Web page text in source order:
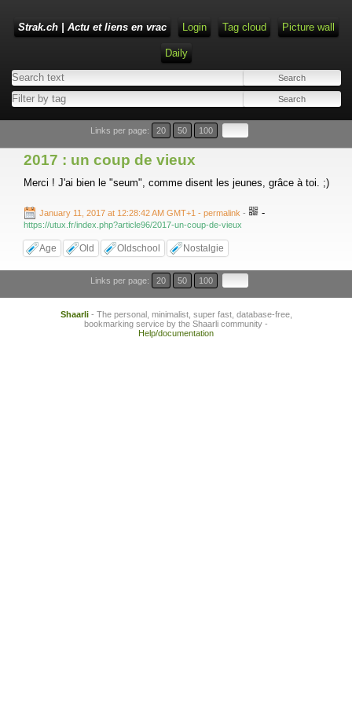
Strak.ch | Actu et liens en vrac Login Tag cloud Picture wall
Daily
Links per page: 20 50 100
2017 : un coup de vieux
Merci ! J'ai bien le "seum", comme disent les jeunes, grâce à toi. ;)
January 11, 2017 at 12:28:42 AM GMT+1 - permalink - -
https://utux.fr/index.php?article96/2017-un-coup-de-vieux
Age Old Oldschool Nostalgie
Links per page: 20 50 100
Shaarli- The personal, minimalist, super fast, database-free,
bookmarking service by the Shaarli community -
Help/documentation